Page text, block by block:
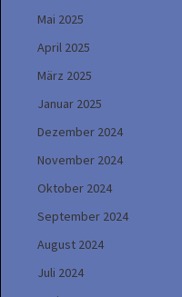
Mai 2025
April 2025
März 2025
Januar 2025
Dezember 2024
November 2024
Oktober 2024
September 2024
August 2024
Juli 2024